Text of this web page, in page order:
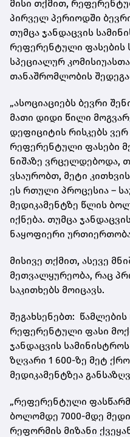
მისი თქმით,
პირველ პერიოდში
თუმცა ჯანდაცვის
რეფერენტული ფასების
სპეციალურ
თანაშრომლობის
„ასოციაციებს ბევრი
მათი დიდი წილი
დეფიციტის რისკებს
რეფერენტული ფასები
ნიშაზე ვრცელდებოდა,
ვსაურობთ, მეტი
ეს რთული პროცესია –
მედიკამენტზე წლის
იქნება. თუმცა
ნაყოფიერი ურთიერთობა
მისივე თქმით, ასევე
მეთვალყურეობა, რაც
საკითხებს მოიცავს.
შეგახსენებთ:
რეფერენტული ფასი
ჯანდაცვის
ზღვარი 1 600-ზე მეტ
მედიკამენტზეა
„რეფერენტული
ბოლომდე 7000-მდე
რეფორმის მიზანი